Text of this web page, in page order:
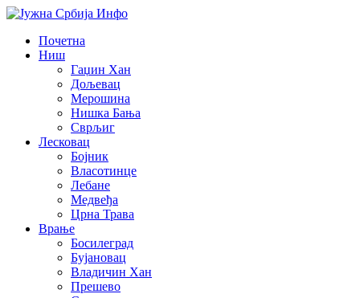
Почетна
Ниш
Гаџин Хан
Дољевац
Мерошина
Нишка Бања
Сврљиг
Лесковац
Бојник
Власотинце
Лебане
Медвеђа
Црна Трава
Врање
Босилеград
Бујановац
Владичин Хан
Прешево